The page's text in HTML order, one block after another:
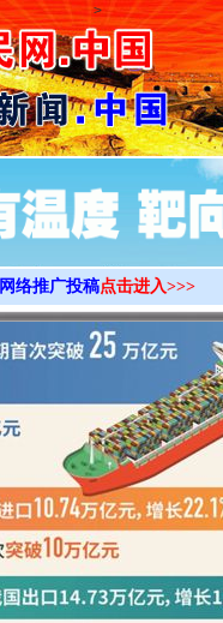
>
网络推广投稿点击进入>>>
全民健